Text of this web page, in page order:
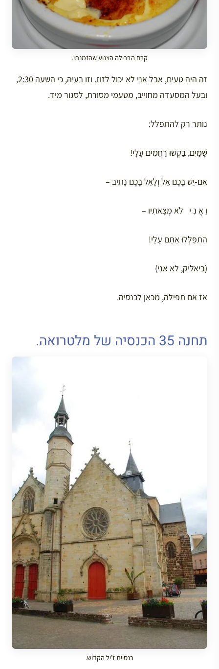
קרם הברולה הצנוע שהזמנתי.
זה היה טעים, אבל אני לא יכול לזוז. וזו בעיה, כי השעה 2:30,
ובעל המסעדה מחוייב, מטעמי מסורת, לסגור מיד.
נותר רק להתפלל:
שָׁמַיִם, בַּקְּשׁוּ רַחֲמִים עָלָי!
אִם-יֵשׁ בָּכֶם אֵל וְלָאֵל בָּכֶם נָתִיב –
וַ אֲ נִ י לֹא מְצָאתִיו –
הִתְפַּלְּלוּ אַתֶּם עָלָי!
(ביאליק, לא אני)
אז אם תפילה, מכאן לכנסיה.
תחנה 35 הכנסיה של מלטרואה.
כנסיית ז’יל הקדוש.